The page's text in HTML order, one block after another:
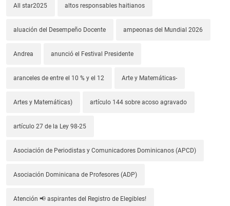
All star2025 altos responsables haitianos
aluación del Desempeño Docente ampeonas del Mundial 2026
Andrea anunció el Festival Presidente
aranceles de entre el 10 % y el 12 Arte y Matemáticas-
Artes y Matemáticas) artículo 144 sobre acoso agravado
artículo 27 de la Ley 98-25
Asociación de Periodistas y Comunicadores Dominicanos (APCD)
Asociación Dominicana de Profesores (ADP)
Atención 📢 aspirantes del Registro de Elegibles!